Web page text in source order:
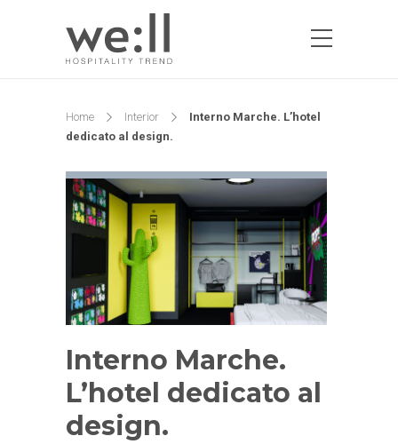
Home Interior
Interno Marche. L’hotel
dedicato al design.
Interno Marche.
L’hotel dedicato al
design.